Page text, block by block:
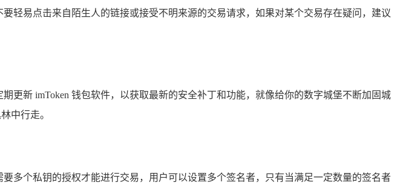
轻易点击来自陌生人的链接或接受不明来源的交易请求，如果对某个交易存在疑问，建议
更新 imToken 钱包软件，以获取最新的安全补丁和功能，就像给你的数字城堡不断加固城
中行走。
多个私钥的授权才能进行交易，用户可以设置多个签名者，只有当满足一定数量的签名者